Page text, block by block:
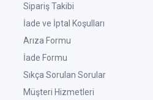
Sipariş Takibi
İade ve İptal Koşulları
Arıza Formu
İade Formu
Sıkça Sorulan Sorular
Müşteri Hizmetleri